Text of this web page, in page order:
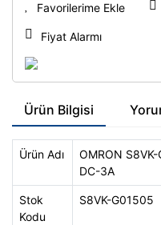
Fiyat Alarmı
Ürün Bilgisi
Ürün Adı
OMRON
DC-3A
Stok
Kodu
S8VK-G01505